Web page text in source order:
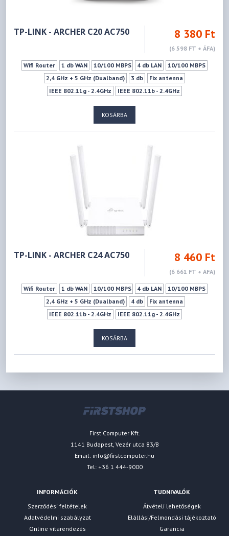
TP-LINK - ARCHER C20 AC750 8 380 Ft
(6 598 FT + ÁFA)
Wifi Router 1 db WAN 10/100 MBPS 4 db LAN
10/100 MBPS
2,4 GHz + 5 GHz (Dualband)
3 db
Fix antenna
IEEE 802.11g - 2.4GHz
IEEE 802.11b - 2.4GHz
433Mbps
KOSÁRBA
TP-LINK - ARCHER C24 AC750 8 460 Ft
(6 661 FT + ÁFA)
Wifi Router 1 db WAN 10/100 MBPS 4 db LAN
10/100 MBPS
2,4 GHz + 5 GHz (Dualband)
4 db
Fix antenna
IEEE 802.11b - 2.4GHz
IEEE 802.11g - 2.4GHz
300Mbps 433Mbps
KOSÁRBA
First Computer Kft.
1141 Budapest, Vezér utca 83/B
Email: info@firstcomputer.hu
Tel: +36 1 444-9000
INFORMÁCIÓK
Szerződési feltételek
Adatvédelmi szabályzat
Online vitarendezés
TUDNIVALÓK
Átvételi lehetőségek
Elállási/Felmondási tájékoztató
Garancia